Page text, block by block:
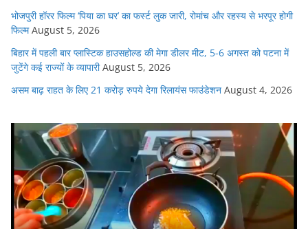
भोजपुरी हॉरर फिल्म ‘पिया का घर’ का फर्स्ट लुक जारी, रोमांच और रहस्य से भरपूर होगी
फिल्म August 5, 2026
बिहार में पहली बार प्लास्टिक हाउसहोल्ड की मेगा डीलर मीट, 5-6 अगस्त को पटना में
जुटेंगे कई राज्यों के व्यापारी August 5, 2026
असम बाढ़ राहत के लिए 21 करोड़ रुपये देगा रिलायंस फाउंडेशन August 4, 2026